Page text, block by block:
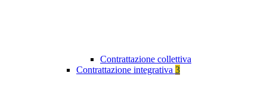
Contrattazione collettiva
Contrattazione integrativa 3